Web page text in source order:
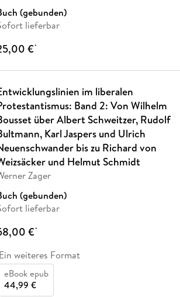
(gebunden)
lieferbar
€*
im liberalen
Band 2: Von Wilhelm
über Albert Schweitzer, Rudolf
Karl Jaspers und Ulrich
bis zu Richard von
und Helmut Schmidt
Zager
(gebunden)
lieferbar
€*
Ein weiteres Format
eBook epub
44,99 €